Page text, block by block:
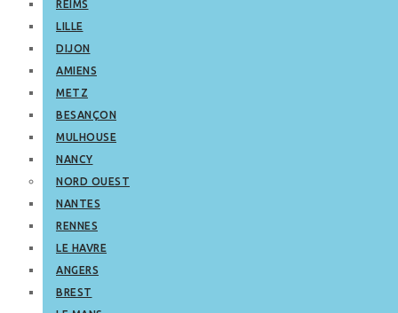
REIMS
LILLE
DIJON
AMIENS
METZ
BESANÇON
MULHOUSE
NANCY
NORD OUEST
NANTES
RENNES
LE HAVRE
ANGERS
BREST